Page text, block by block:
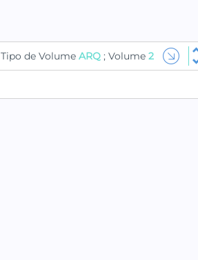
Tipo de Volume ARQ ; Volume 2